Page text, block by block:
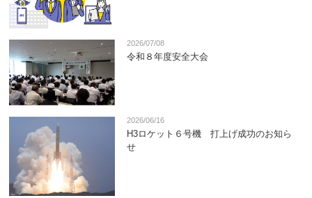
2026/07/08
令和８年度安全大会
2026/06/16
H3ロケット６号機 打上げ成功のお知ら
せ